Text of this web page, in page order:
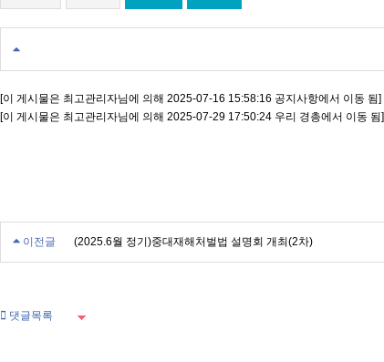
[이 게시물은 최고관리자님에 의해 2025-07-16 15:58:16 공지사항에서 이동 됨]
[이 게시물은 최고관리자님에 의해 2025-07-29 17:50:24 우리 경총에서 이동 됨]
이전글 (2025.6월 정기)중대재해처벌법 설명회 개최(2차)
댓글목록